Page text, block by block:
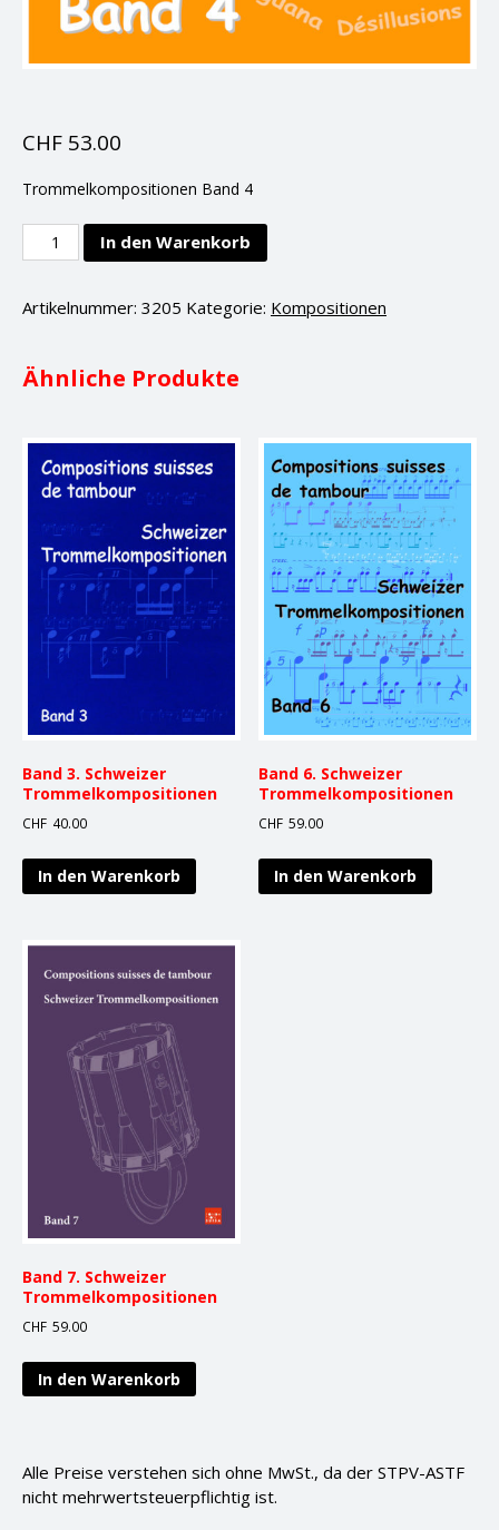
CHF 53.00
Trommelkompositionen Band 4
Band
4.
Trommelkompositionen
In den Warenkorb
Artikelnummer: 3205 Kategorie: Kompositionen
Ähnliche Produkte
Band 3. Schweizer
Trommelkompositionen
CHF 40.00
In den Warenkorb
Band 6. Schweizer
Trommelkompositionen
CHF 59.00
In den Warenkorb
Band 7. Schweizer
Trommelkompositionen
CHF 59.00
In den Warenkorb
Alle Preise verstehen sich ohne MwSt., da der STPV-ASTF
nicht mehrwertsteuerpflichtig ist.